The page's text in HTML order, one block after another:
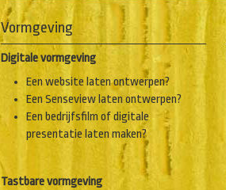
Vormgeving
Digitale vormgeving
Een website laten ontwerpen?
Een Senseview laten ontwerpen?
Een bedrijfsfilm of digitale
presentatie laten maken?
Tastbare vormgeving